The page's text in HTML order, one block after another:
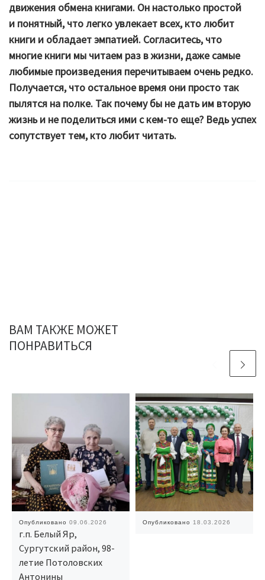
движения обмена книгами. Он настолько простой
и понятный, что легко увлекает всех, кто любит
книги и обладает эмпатией. Согласитесь, что
многие книги мы читаем раз в жизни, даже самые
любимые произведения перечитываем очень редко.
Получается, что остальное время они просто так
пылятся на полке. Так почему бы не дать им вторую
жизнь и не поделиться ими с кем-то еще? Ведь успех
сопутствует тем, кто любит читать.
ВАМ ТАКЖЕ МОЖЕТ
ПОНРАВИТЬСЯ
Опубликовано 09.06.2026
г.п. Белый Яр,
Сургутский район, 98-
летие Потоловских
Антонины
Опубликовано 18.03.2026